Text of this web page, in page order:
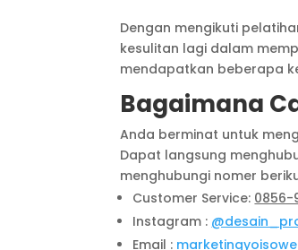
Dengan mengikuti
kesulitan lagi dalam
mendapatkan beberapa
Bagaimana
Anda berminat untuk
Dapat langsung
menghubungi nomer
Customer Service: 0856-
Instagram :
Email :